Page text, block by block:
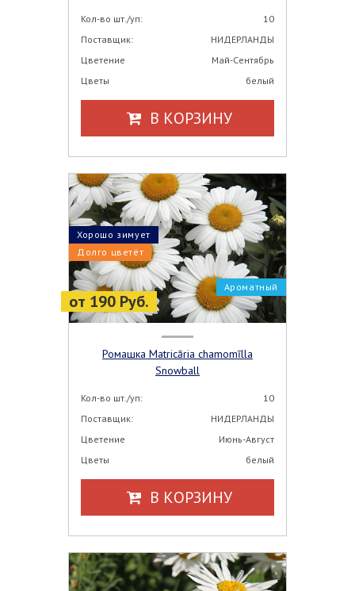
Кол-во шт./уп:
10
Поставщик:
НИДЕРЛАНДЫ
Цветение
Май-Сентябрь
Цветы
белый
В КОРЗИНУ
от 190 Руб.
Ароматный
Долго цветёт
Хорошо зимует
Ромашка Matricāria chamomīlla
Snowball
Кол-во шт./уп:
10
Поставщик:
НИДЕРЛАНДЫ
Цветение
Июнь-Август
Цветы
белый
В КОРЗИНУ